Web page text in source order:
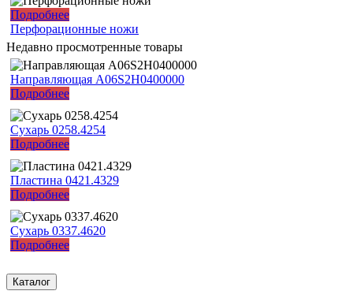
Подробнее
Перфорационные ножи
Недавно просмотренные товары
Направляющая A06S2H0400000
Подробнее
Сухарь 0258.4254
Подробнее
Пластина 0421.4329
Подробнее
Сухарь 0337.4620
Подробнее
Каталог